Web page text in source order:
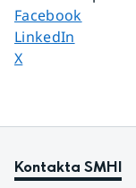
Dela sidan på
Facebook
Dela sidan på
LinkedIn
Dela sidan på
X
Kontakta SMHI